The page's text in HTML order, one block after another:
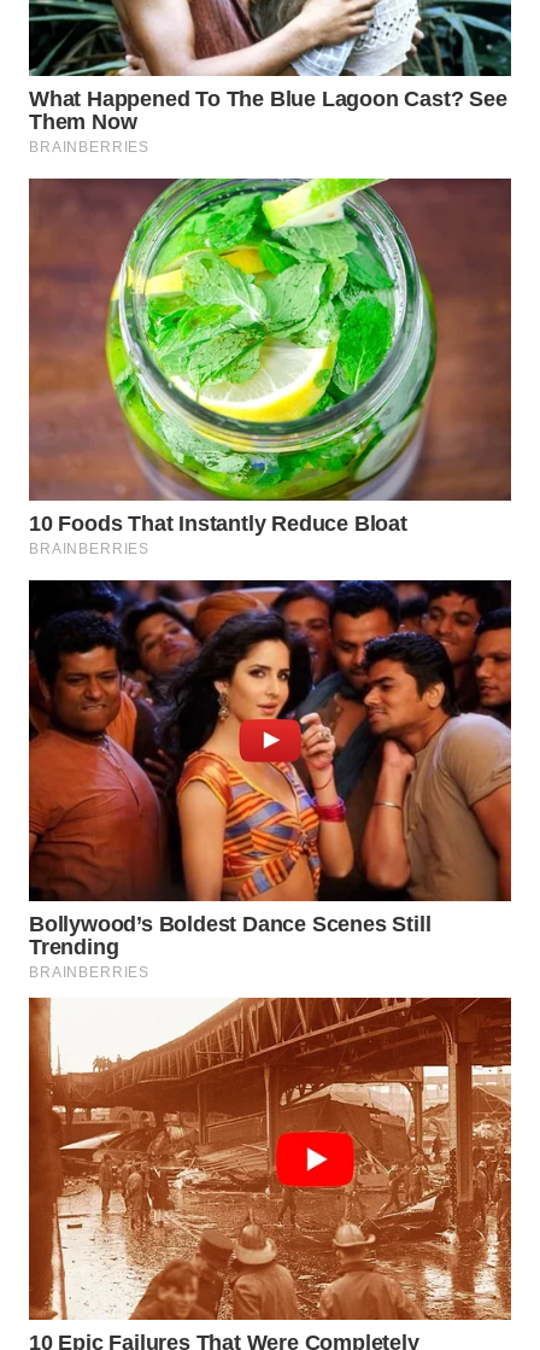
KONSUMEN
WAHANA
LISTRIK
WAHANANEWS
ID
WAHANANEWS
WAHANANEWS
NET
WAHANA
SPORT
WAHANA
UMKM
WAHANA
SELEB
WAHANA
PERSONA
WAHANA
OTOMOTIF
WAHANA
HEALTH
WAHANA
DESA
WISATA
LAPAK
WAHANA